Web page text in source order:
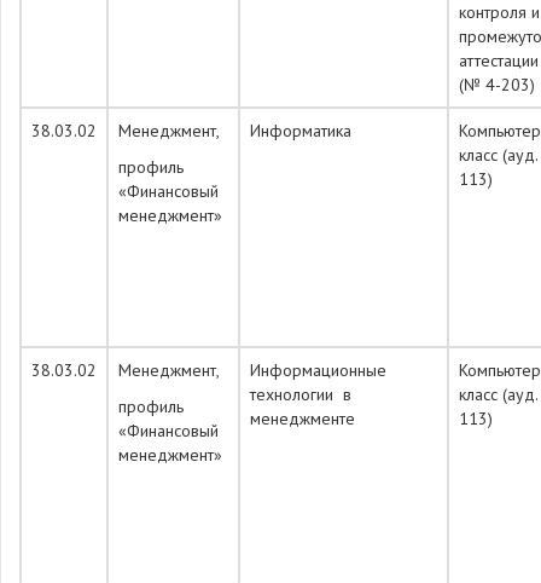
контроля и
аттестации
(№ 4-203)
38.03.02
Менеджмент,
профиль
«Финансовый
менеджмент»
Информатика
класс
113)
38.03.02
Менеджмент,
профиль
«Финансовый
менеджмент»
Информационные
технологии в
менеджменте
класс
113)